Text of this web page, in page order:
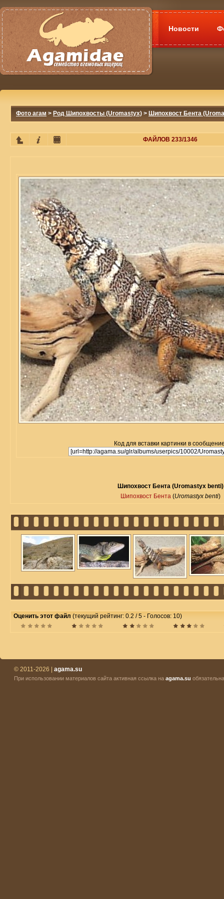
Новости
Фото агам > Род Шипохвосты (Uromastyx) > Шипохвост Бента
ФАЙЛОВ 233/1346
Код для вставки картинки в
Шипохвост Бента (Uromastyx benti)
Шипохвост Бента (Uromastyx benti)
Оценить этот файл (текущий рейтинг: 0.2 / 5 - Голосов: 10)
© 2011-2026 | agama.su
При использовании материалов сайта активная ссылка на agama.su